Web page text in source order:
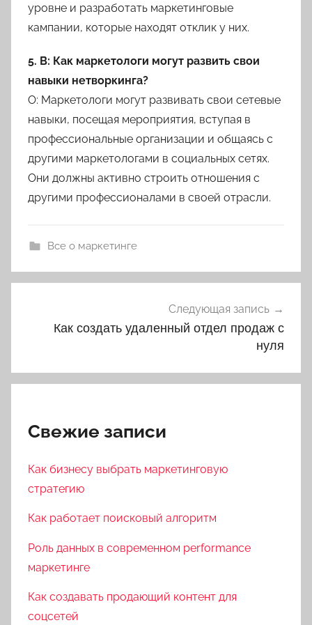
уровне и разработать маркетинговые
кампании, которые находят отклик у них.
5. В: Как маркетологи могут развить свои
навыки нетворкинга?
О: Маркетологи могут развивать свои сетевые
навыки, посещая мероприятия, вступая в
профессиональные организации и общаясь с
другими маркетологами в социальных сетях.
Они должны активно строить отношения с
другими профессионалами в своей отрасли.
Все о маркетинге
Следующая запись
Как создать удаленный отдел продаж с
нуля
Свежие записи
Как бизнесу выбрать маркетинговую
стратегию
Как работает поисковый алгоритм
Роль данных в современном performance
маркетинге
Как создавать продающий контент для
соцсетей